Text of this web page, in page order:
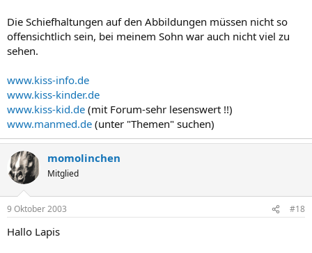
Die Schiefhaltungen auf den Abbildungen müssen nicht so
offensichtlich sein, bei meinem Sohn war auch nicht viel zu
sehen.
www.kiss-info.de
www.kiss-kinder.de
www.kiss-kid.de (mit Forum-sehr lesenswert !!)
www.manmed.de (unter "Themen" suchen)
momolinchen
Mitglied
9 Oktober 2003 #18
Hallo Lapis